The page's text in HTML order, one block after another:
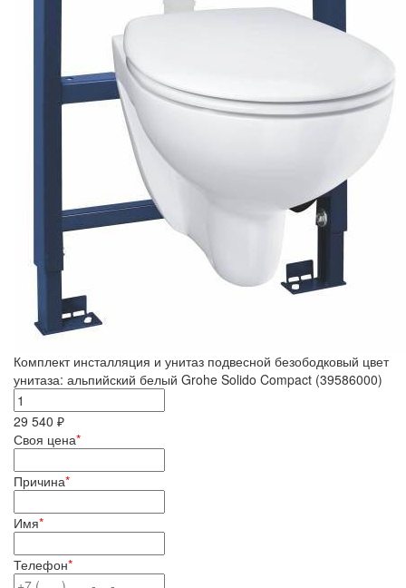
Комплект инсталляция и унитаз подвесной безободковый цвет
унитаза: альпийский белый Grohe Solido Compact (39586000)
29 540 ₽
Своя цена*
Причина*
Имя*
Телефон*